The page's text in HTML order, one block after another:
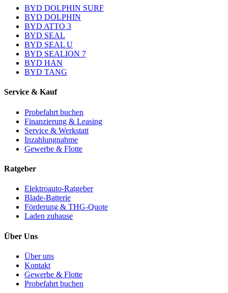
BYD DOLPHIN SURF
BYD DOLPHIN
BYD ATTO 3
BYD SEAL
BYD SEAL U
BYD SEALION 7
BYD HAN
BYD TANG
Service & Kauf
Probefahrt buchen
Finanzierung & Leasing
Service & Werkstatt
Inzahlungnahme
Gewerbe & Flotte
Ratgeber
Elektroauto-Ratgeber
Blade-Batterie
Förderung & THG-Quote
Laden zuhause
Über Uns
Über uns
Kontakt
Gewerbe & Flotte
Probefahrt buchen